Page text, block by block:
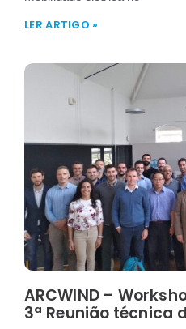
LER ARTIGO »
ARCWIND –
3ª Reunião técnica